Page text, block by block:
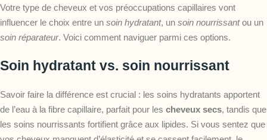
Votre type de cheveux et vos préoccupations capillaires vont
influencer le choix entre un soin hydratant, un soin nourrissantou un
soin réparateur. Voici comment naviguer parmi ces options.
Soin hydratant vs. soin nourrissant
Savoir faire la différence est crucial : les soins hydratants apportent
de l’eau à la fibre capillaire, parfait pour les cheveux secs, tandis que
les soins nourrissants fortifient grâce aux lipides. Si vous sentez que